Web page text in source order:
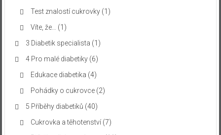
Test znalostí cukrovky(1)
Víte, že…
(1)
3 Diabetik specialista (1)
4 Pro malé diabetiky(6)
Edukace diabetika (4)
Pohádky o cukrovce(2)
5 Příběhy diabetiků (40)
Cukrovka a těhotenství(7)